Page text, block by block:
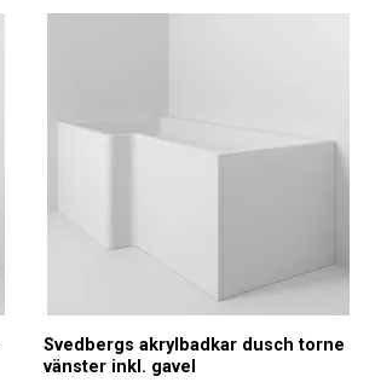
Svedbergs akrylbadkar dusch torne
vänster inkl. gavel